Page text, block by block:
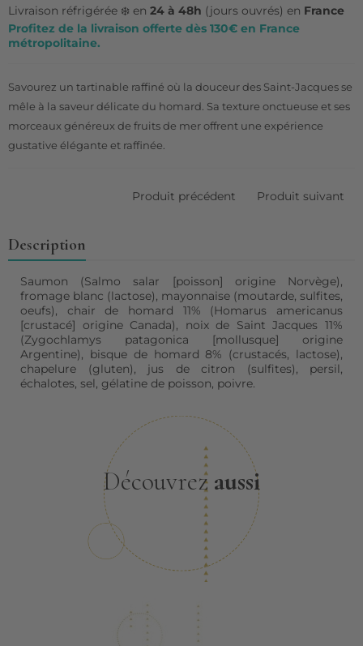
Livraison réfrigérée ❄️ en 24 à 48h (jours ouvrés) en France
Profitez de la livraison offerte dès 130€ en France
métropolitaine.
Savourez un tartinable raffiné où la douceur des Saint-Jacques se
mêle à la saveur délicate du homard. Sa texture onctueuse et ses
morceaux généreux de fruits de mer offrent une expérience
gustative élégante et raffinée.
Produit précédent Produit suivant
Description
Saumon (Salmo salar [poisson] origine Norvège),
fromage blanc (lactose), mayonnaise (moutarde, sulfites,
oeufs), chair de homard 11% (Homarus americanus
[crustacé] origine Canada), noix de Saint Jacques 11%
(Zygochlamys patagonica [mollusque] origine
Argentine), bisque de homard 8% (crustacés, lactose),
chapelure (gluten), jus de citron (sulfites), persil,
échalotes, sel, gélatine de poisson, poivre.
Découvrez aussi